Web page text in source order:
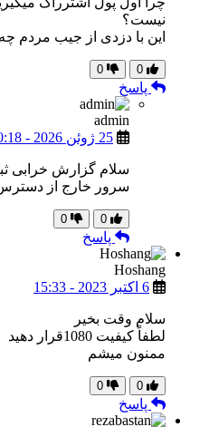
نیست؟
این با دزدی از جیب مردم
0
0
پاسخ
admin
25 ژوئن 2026 - 20:18
سلام گزارش خرابی
سرور خارج از
0
0
پاسخ
Hoshang
6 اکتبر 2023 - 15:33
سلام وقت بخیر
لطفاً کیفیت 1080قرار دهید
ممنون میشم
0
0
پاسخ